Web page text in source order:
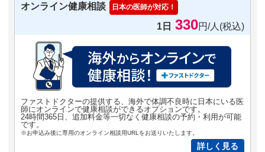
オンライン健康相談 日本の医師が対応！
1日 330円/人(税込)
ファストドクターの提供する、海外で体調不良時に日本にいる医
師にオンラインで健康相談ができるオプションです。
24時間365日、追加料金等一切なく健康相談の予約・利用が可能
です。
※お申込み後に専用のオンライン相談用URLをお送りいたします。
詳しく見る